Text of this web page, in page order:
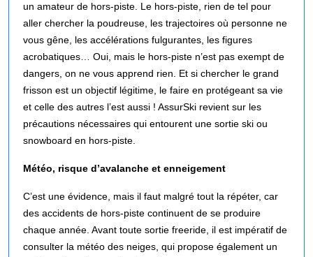
un amateur de hors-piste. Le hors-piste, rien de tel pour
aller chercher la poudreuse, les trajectoires où personne ne
vous gêne, les accélérations fulgurantes, les figures
acrobatiques… Oui, mais le hors-piste n’est pas exempt de
dangers, on ne vous apprend rien. Et si chercher le grand
frisson est un objectif légitime, le faire en protégeant sa vie
et celle des autres l’est aussi ! AssurSki revient sur les
précautions nécessaires qui entourent une sortie ski ou
snowboard en hors-piste.
Météo, risque d’avalanche et enneigement
C’est une évidence, mais il faut malgré tout la répéter, car
des accidents de hors-piste continuent de se produire
chaque année. Avant toute sortie freeride, il est impératif de
consulter la météo des neiges, qui propose également un